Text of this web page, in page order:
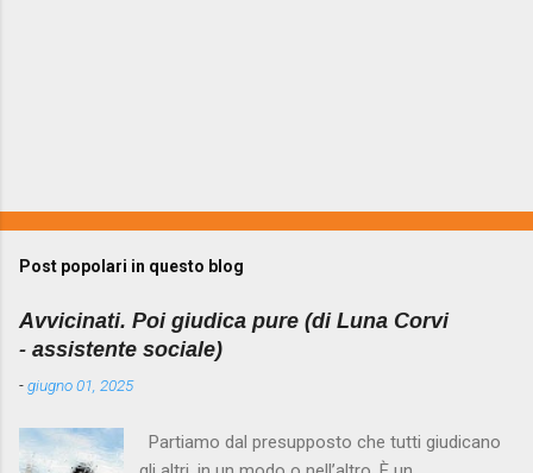
Post popolari in questo blog
Avvicinati. Poi giudica pure (di Luna Corvi
- assistente sociale)
-giugno 01, 2025
Partiamo dal presupposto che tutti giudicano